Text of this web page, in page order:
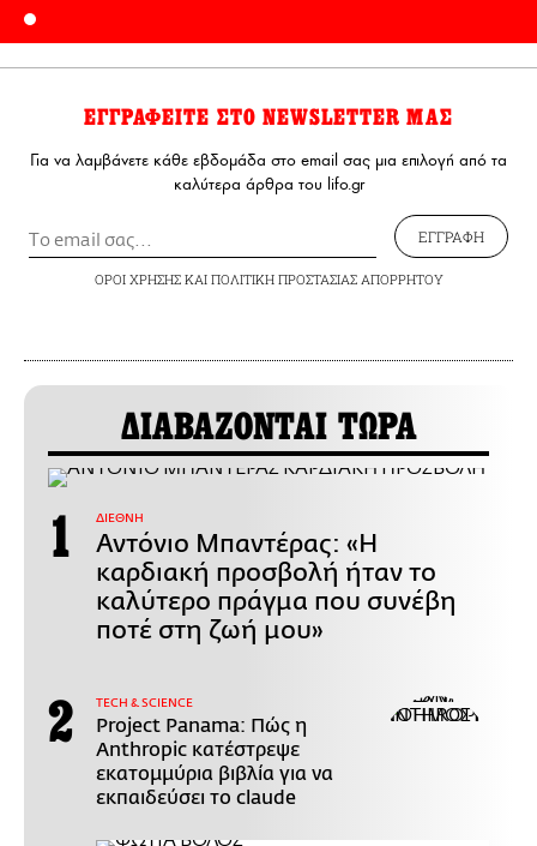
ΕΓΓΡΑΦΕΙΤΕ ΣΤΟ NEWSLETTER ΜΑΣ
Για να λαμβάνετε κάθε εβδομάδα στο email σας μια επιλογή από τα
καλύτερα άρθρα του lifo.gr
ΕΓΓΡΑΦΗ
ΟΡΟΙ ΧΡΗΣΗΣΚΑΙ ΠΟΛΙΤΙΚΗ ΠΡΟΣΤΑΣΙΑΣ ΑΠΟΡΡΗΤΟΥ
ΔΙΑΒΑΖΟΝΤΑΙ ΤΩΡΑ
ΔΙΕΘΝΗ
Αντόνιο Μπαντέρας: «Η
καρδιακή προσβολή ήταν το
καλύτερο πράγμα που συνέβη
ποτέ στη ζωή μου»
ΤECH & SCIENCE
Project Panama: Πώς η
Anthropic κατέστρεψε
εκατομμύρια βιβλία για να
εκπαιδεύσει το claude